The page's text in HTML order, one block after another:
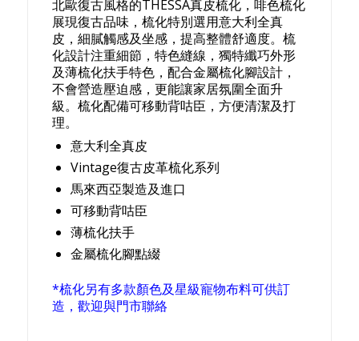
北歐復古風格的THESSA真皮梳化，啡色梳化
展現復古品味，梳化特別選用意大利全真
皮，細膩觸感及坐感，提高整體舒適度。梳
化設計注重細節，特色縫線，獨特纖巧外形
及薄梳化扶手特色，配合金屬梳化腳設計，
不會營造壓迫感，更能讓家居氛圍全面升
級。梳化配備可移動背咕臣，方便清潔及打
理。
意大利全真皮
Vintage復古皮革梳化系列
馬來西亞製造及進口
可移動背咕臣
薄梳化扶手
金屬梳化腳點綴
*梳化另有多款顏色及星級寵物布料可供訂
造，歡迎與門市聯絡